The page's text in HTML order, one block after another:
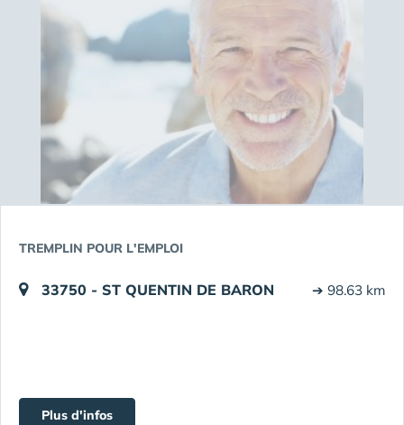
TREMPLIN POUR L'EMPLOI
33750 - ST QUENTIN DE BARON ➔ 98.63 km
Plus d'infos